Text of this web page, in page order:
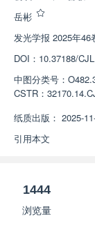
岳彬
发光学报 2025年46
DOI： 10.37188/
中图分类号：
CSTR：
纸质出版： 2025-
引用本文
1444
浏览量